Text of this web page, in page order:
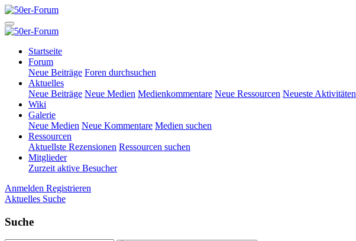
Startseite
Forum
Neue Beiträge Foren durchsuchen
Aktuelles
Neue Beiträge Neue Medien Medienkommentare Neue Ressourcen Neueste Aktivitäten
Wiki
Galerie
Neue Medien Neue Kommentare Medien suchen
Ressourcen
Aktuellste Rezensionen Ressourcen suchen
Mitglieder
Zurzeit aktive Besucher
Anmelden Registrieren
Aktuelles Suche
Suche